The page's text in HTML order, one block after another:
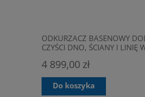
ODKURZACZ BASENOWY
CZYŚCI DNO, ŚCIANY I LINIĘ
4 899,00 zł
Do koszyka